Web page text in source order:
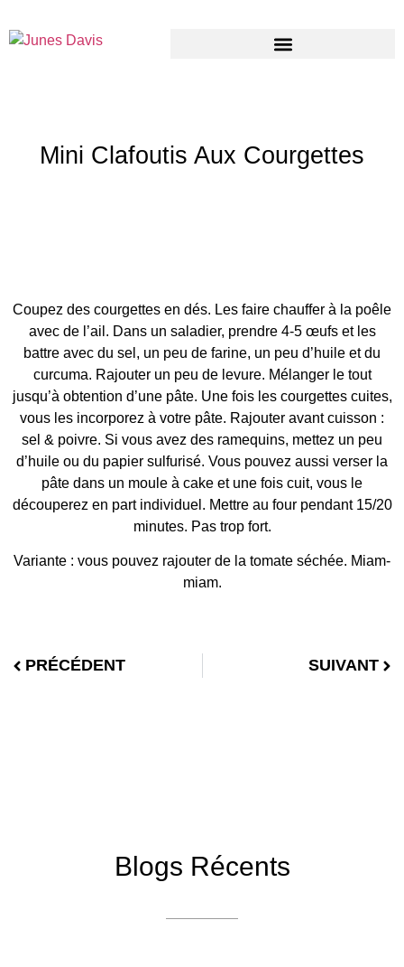
Mini Clafoutis Aux Courgettes
Coupez des courgettes en dés. Les faire chauffer à la poêle
avec de l’ail. Dans un saladier, prendre 4-5 œufs et les
battre avec du sel, un peu de farine, un peu d’huile et du
curcuma. Rajouter un peu de levure. Mélanger le tout
jusqu’à obtention d’une pâte. Une fois les courgettes cuites,
vous les incorporez à votre pâte. Rajouter avant cuisson :
sel & poivre. Si vous avez des ramequins, mettez un peu
d’huile ou du papier sulfurisé. Vous pouvez aussi verser la
pâte dans un moule à cake et une fois cuit, vous le
découperez en part individuel. Mettre au four pendant 15/20
minutes. Pas trop fort.
Variante : vous pouvez rajouter de la tomate séchée. Miam-
miam.
PRÉCÉDENT SUIVANT
Blogs Récents